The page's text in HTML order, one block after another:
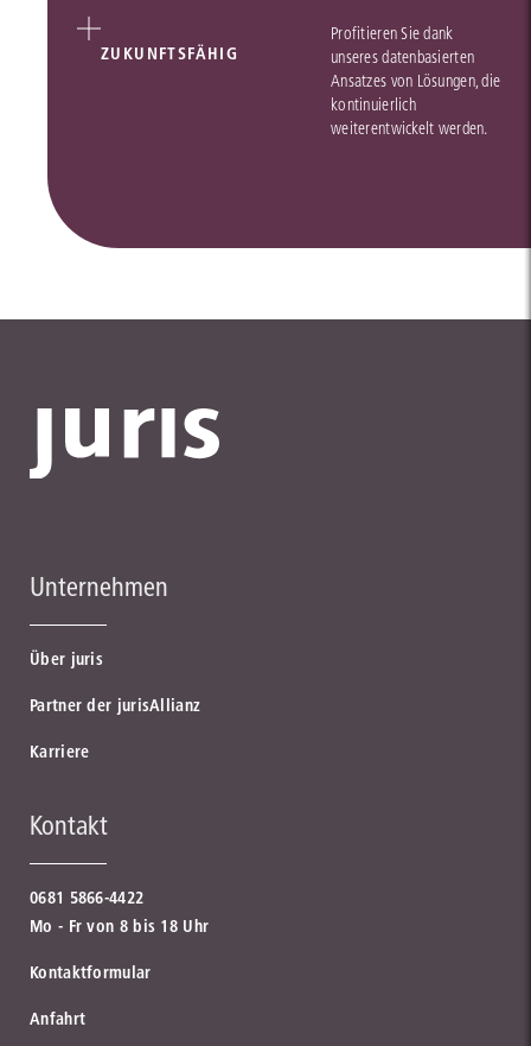
ZUKUNFTSFÄHIG
Profitieren Sie dank
unseres datenbasierten
Ansatzes von Lösungen, die
kontinuierlich
weiterentwickelt werden.
Unternehmen
Über juris
Partner der jurisAllianz
Karriere
Kontakt
0681 5866-4422
Mo - Fr von 8 bis 18 Uhr
Kontaktformular
Anfahrt